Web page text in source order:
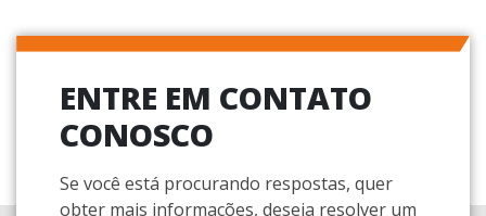
ENTRE EM CONTATO
CONOSCO
Se você está procurando respostas, quer
obter mais informações, deseja resolver um